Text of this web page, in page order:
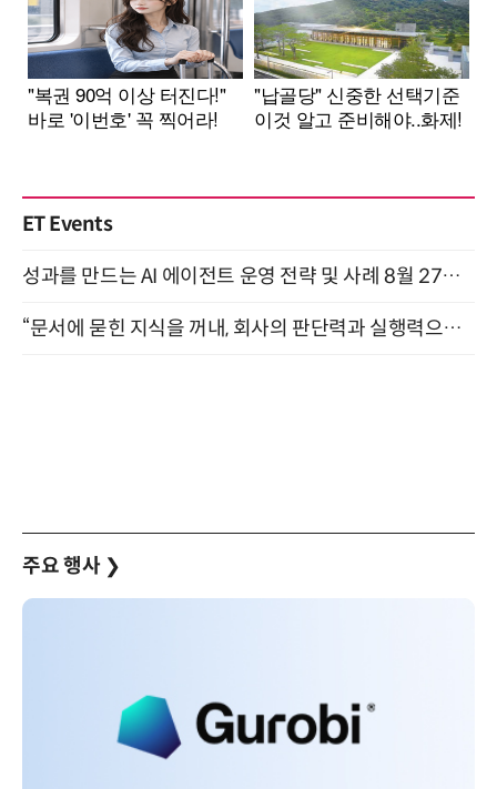
ET Events
성과를 만드는 AI 에이전트 운영 전략 및 사례 8월 27일 개최
“문서에 묻힌 지식을 꺼내, 회사의 판단력과 실행력으로 바꾸다” (8/20)
주요 행사 ❯